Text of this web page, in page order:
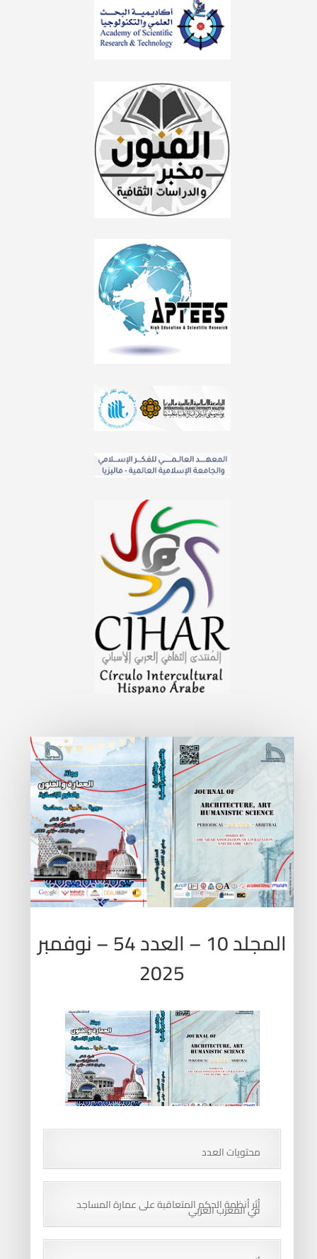
المجلد 10 – العدد 54 – نوفمبر
2025
محتويات العدد
أثر أنظمة الحكم المتعاقبة على عمارة المساجد
في المغرب العربي